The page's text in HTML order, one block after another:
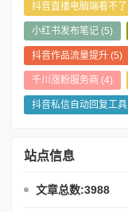
抖音直播电脑端看不了
小红书发布笔记 (5)
抖音作品流量提升 (5)
千川涨粉服务商 (4)
抖音私信自动回复工具
站点信息
文章总数:3988